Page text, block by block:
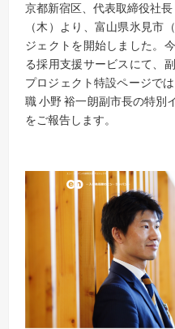
京都新宿区、代表取締役社
（木）より、富山県氷見市
ジェクトを開始しました。
る採用支援サービスにて、
プロジェクト特設ページで
職 小野 裕一朗副市長の特別
をご報告します。